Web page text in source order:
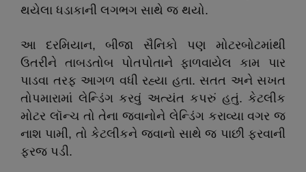
થયેલા ધડાકાની લગભગ સાથે જ થયો.
આ દરમિયાન, બીજા સૈનિકો પણ મોટરબોટમાંથી
ઉતરીને તાબડતોબ પોતપોતાને ફાળવાયેલ કામ પાર
પાડવા તરફ આગળ વધી રહ્યા હતા. સતત અને સખત
તોપમારામાં લેન્ડિંગ કરવું અત્યંત કપરું હતું. કેટલીક
મોટર લૉન્ચ તો તેના જવાનોને લેન્ડિંગ કરાવ્યા વગર જ
નાશ પામી, તો કેટલીકને જવાનો સાથે જ પાછી ફરવાની
ફરજ પડી.